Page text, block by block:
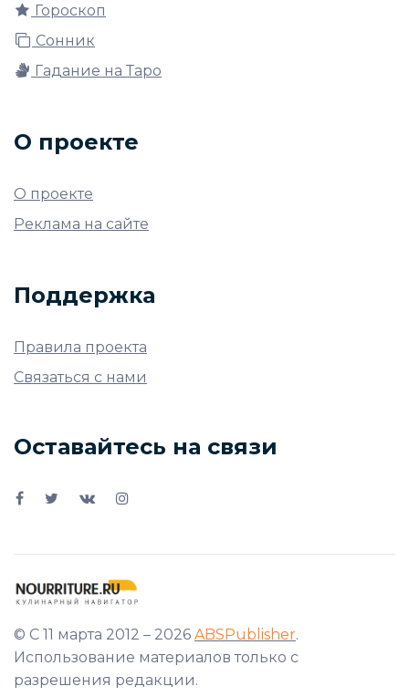
Гороскоп
Сонник
Гадание на Таро
О проекте
О проекте
Реклама на сайте
Поддержка
Правила проекта
Связаться с нами
Оставайтесь на связи
© С 11 марта 2012 – 2026 ABSPublisher.
Использование материалов только с
разрешения редакции.